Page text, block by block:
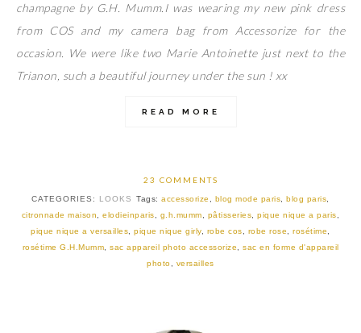
champagne by G.H. Mumm.I was wearing my new pink dress
from COS and my camera bag from Accessorize for the
occasion. We were like two Marie Antoinette just next to the
Trianon, such a beautiful journey under the sun ! xx
READ MORE
23 COMMENTS
CATEGORIES: LOOKS Tags:accessorize , blog mode paris, blog paris,
citronnade maison,elodieinparis, g.h.mumm, pâtisseries,pique nique a paris,
pique nique a versailles,pique nique girly, robe cos, robe rose,rosétime,
rosétime G.H.Mumm, sac appareil photo accessorize, sac en forme d'appareil
photo, versailles